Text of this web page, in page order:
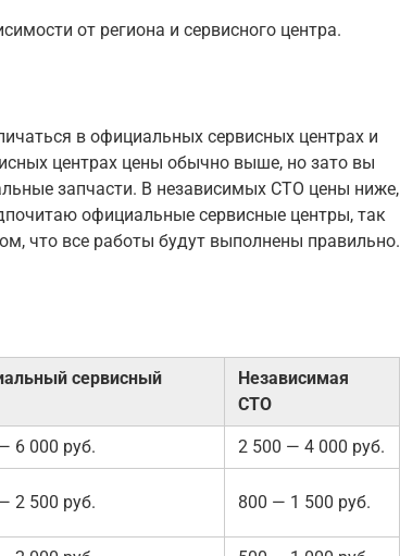
от региона и сервисного центра.
в официальных сервисных центрах и
центрах цены обычно выше, но зато вы
запчасти. В независимых СТО цены ниже,
официальные сервисные центры, так
что все работы будут выполнены правильно.
сервисный
Независимая
СТО
6 000 руб. 2 500 — 4 000 руб.
2 500 руб. 800 — 1 500 руб.